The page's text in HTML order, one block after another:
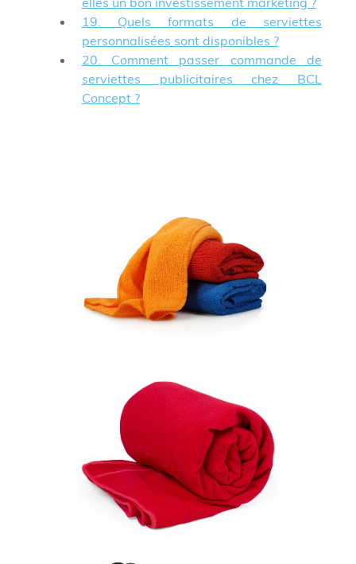
19. Quels formats de serviettes
personnalisées sont disponibles ?
20. Comment passer commande de
serviettes publicitaires chez BCL
Concept ?